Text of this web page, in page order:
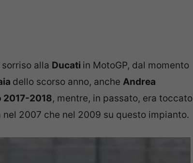
alla Ducati in MotoGP, dal momento
dello scorso anno, anche Andrea
2017-2018, mentre, in passato, era toccato
nel 2007 che nel 2009 su questo impianto.